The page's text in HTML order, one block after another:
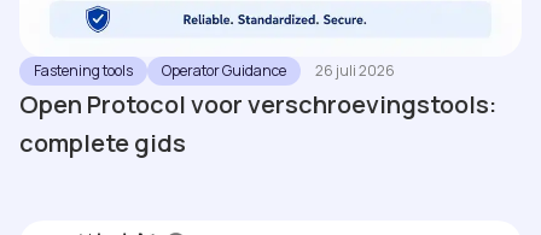
Fastening tools Operator Guidance 26 juli 2026
Open Protocol voor verschroevingstools:
complete gids